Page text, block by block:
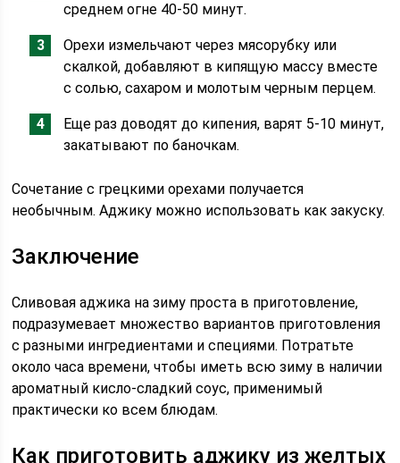
среднем огне 40-50 минут.
Орехи измельчают через мясорубку или
скалкой, добавляют в кипящую массу вместе
с солью, сахаром и молотым черным перцем.
Еще раз доводят до кипения, варят 5-10 минут,
закатывают по баночкам.
Сочетание с грецкими орехами получается
необычным. Аджику можно использовать как закуску.
Заключение
Сливовая аджика на зиму проста в приготовление,
подразумевает множество вариантов приготовления
с разными ингредиентами и специями. Потратьте
около часа времени, чтобы иметь всю зиму в наличии
ароматный кисло-сладкий соус, применимый
практически ко всем блюдам.
Как приготовить аджику из желтых